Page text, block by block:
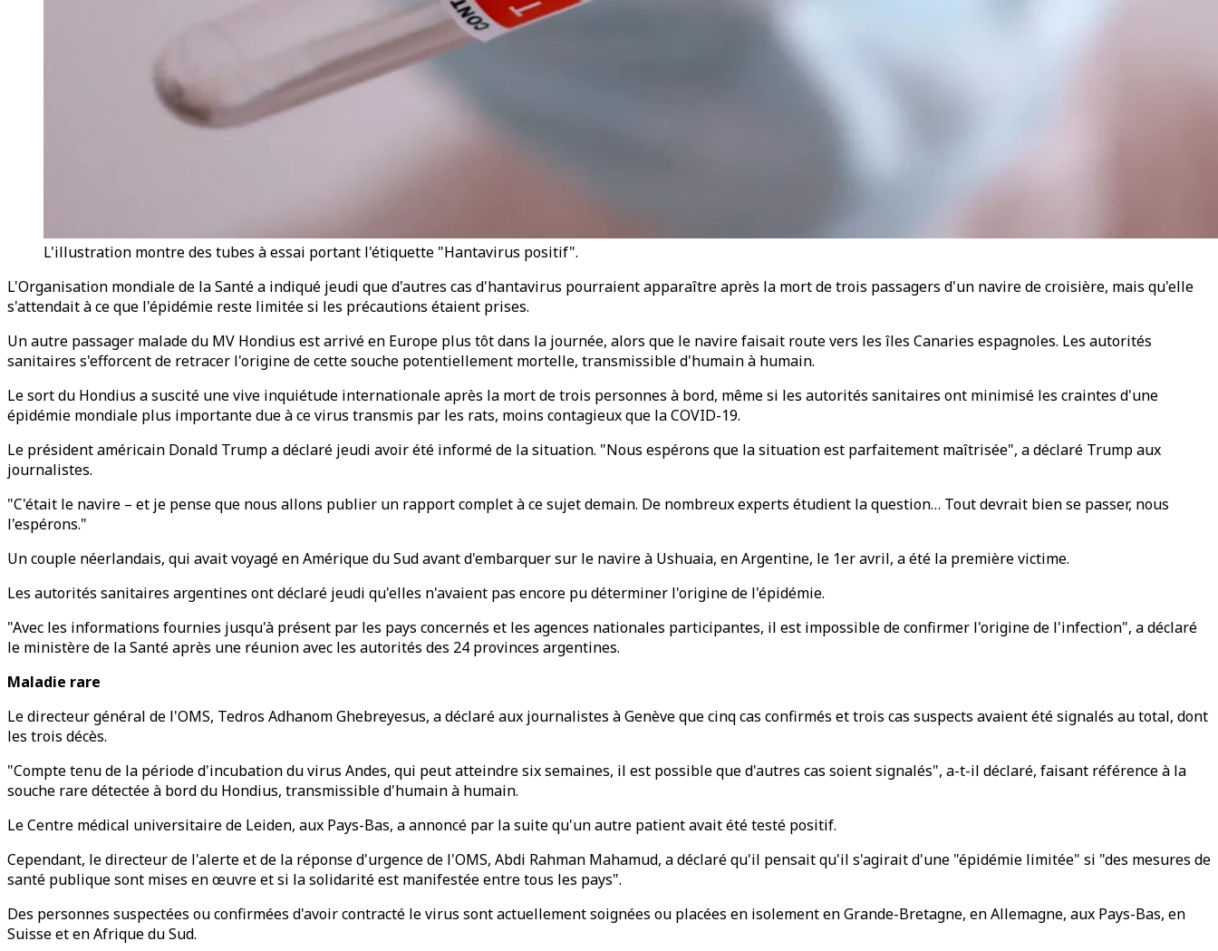
L'illustration montre des tubes à essai portant l'étiquette "Hantavirus positif".
L'Organisation mondiale de la Santé a indiqué jeudi que d'autres cas d'hantavirus pourraient apparaître après la mort de trois passagers d'un navire de croisière, mais qu'elle
s'attendait à ce que l'épidémie reste limitée si les précautions étaient prises.
Un autre passager malade du MV Hondius est arrivé en Europe plus tôt dans la journée, alors que le navire faisait route vers les îles Canaries espagnoles. Les autorités
sanitaires s'efforcent de retracer l'origine de cette souche potentiellement mortelle, transmissible d'humain à humain.
Le sort du Hondius a suscité une vive inquiétude internationale après la mort de trois personnes à bord, même si les autorités sanitaires ont minimisé les craintes d'une
épidémie mondiale plus importante due à ce virus transmis par les rats, moins contagieux que la COVID-19.
Le président américain Donald Trump a déclaré jeudi avoir été informé de la situation. "Nous espérons que la situation est parfaitement maîtrisée", a déclaré Trump aux
journalistes.
"C'était le navire – et je pense que nous allons publier un rapport complet à ce sujet demain. De nombreux experts étudient la question… Tout devrait bien se passer, nous
l'espérons."
Un couple néerlandais, qui avait voyagé en Amérique du Sud avant d'embarquer sur le navire à Ushuaia, en Argentine, le 1er avril, a été la première victime.
Les autorités sanitaires argentines ont déclaré jeudi qu'elles n'avaient pas encore pu déterminer l'origine de l'épidémie.
"Avec les informations fournies jusqu'à présent par les pays concernés et les agences nationales participantes, il est impossible de confirmer l'origine de l'infection", a déclaré
le ministère de la Santé après une réunion avec les autorités des 24 provinces argentines.
Maladie rare
Le directeur général de l'OMS, Tedros Adhanom Ghebreyesus, a déclaré aux journalistes à Genève que cinq cas confirmés et trois cas suspects avaient été signalés au total, dont
les trois décès.
"Compte tenu de la période d'incubation du virus Andes, qui peut atteindre six semaines, il est possible que d'autres cas soient signalés", a-t-il déclaré, faisant référence à la
souche rare détectée à bord du Hondius, transmissible d'humain à humain.
Le Centre médical universitaire de Leiden, aux Pays-Bas, a annoncé par la suite qu'un autre patient avait été testé positif.
Cependant, le directeur de l'alerte et de la réponse d'urgence de l'OMS, Abdi Rahman Mahamud, a déclaré qu'il pensait qu'il s'agirait d'une "épidémie limitée" si "des mesures de
santé publique sont mises en œuvre et si la solidarité est manifestée entre tous les pays".
Des personnes suspectées ou confirmées d'avoir contracté le virus sont actuellement soignées ou placées en isolement en Grande-Bretagne, en Allemagne, aux Pays-Bas, en
Suisse et en Afrique du Sud.